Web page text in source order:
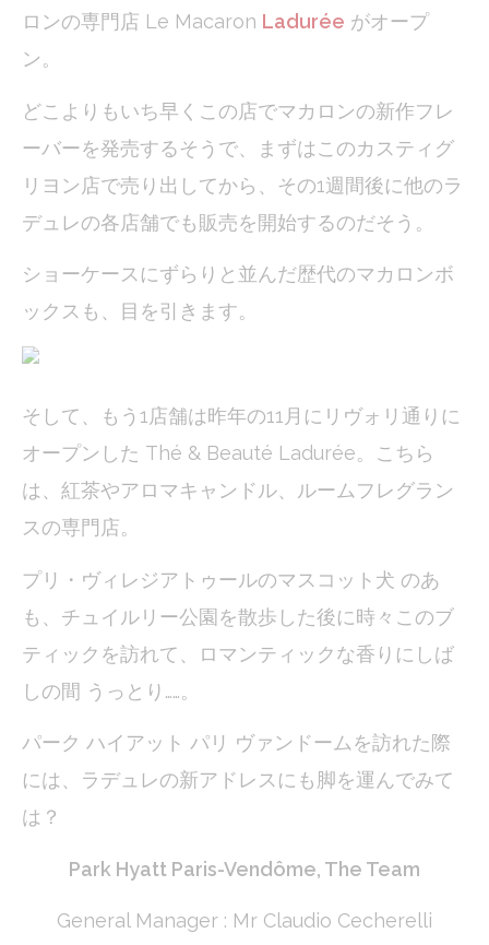
Confirm Selection
Less details
ロンの専門店 Le Macaron Ladurée がオープ
ン。
どこよりもいち早くこの店でマカロンの新作フレ
ーバーを発売するそうで、まずはこのカスティグ
リヨン店で売り出してから、その1週間後に他のラ
デュレの各店舗でも販売を開始するのだそう。
ショーケースにずらりと並んだ歴代のマカロンボ
ックスも、目を引きます。
そして、もう1店舗は昨年の11月にリヴォリ通りに
オープンした Thé & Beauté Ladurée。こちら
は、紅茶やアロマキャンドル、ルームフレグラン
スの専門店。
プリ・ヴィレジアトゥールのマスコット犬 のあ
も、チュイルリー公園を散歩した後に時々このブ
ティックを訪れて、ロマンティックな香りにしば
しの間 うっとり……。
パーク ハイアット パリ ヴァンドームを訪れた際
には、ラデュレの新アドレスにも脚を運んでみて
は？
Park Hyatt Paris-Vendôme, The Team
General Manager : Mr Claudio Cecherelli